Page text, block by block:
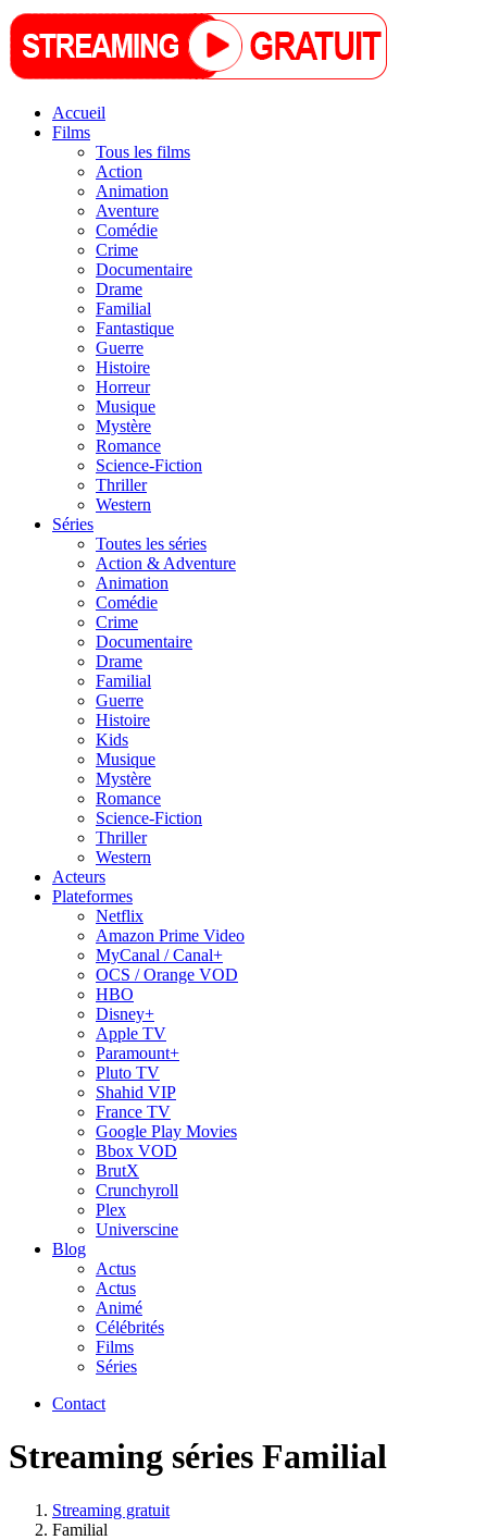
Accueil
Films
Tous les films
Action
Animation
Aventure
Comédie
Crime
Documentaire
Drame
Familial
Fantastique
Guerre
Histoire
Horreur
Musique
Mystère
Romance
Science-Fiction
Thriller
Western
Séries
Toutes les séries
Action & Adventure
Animation
Comédie
Crime
Documentaire
Drame
Familial
Guerre
Histoire
Kids
Musique
Mystère
Romance
Science-Fiction
Thriller
Western
Acteurs
Plateformes
Netflix
Amazon Prime Video
MyCanal / Canal+
OCS / Orange VOD
HBO
Disney+
Apple TV
Paramount+
Pluto TV
Shahid VIP
France TV
Google Play Movies
Bbox VOD
BrutX
Crunchyroll
Plex
Universcine
Blog
Actus
Actus
Animé
Célébrités
Films
Séries
Contact
Streaming séries Familial
Streaming gratuit
Familial